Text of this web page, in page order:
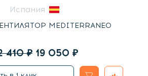
Испания
MEDITERRANEO
410₽ Первоначальная
цена
19 050 ₽Текущая
цена:
В